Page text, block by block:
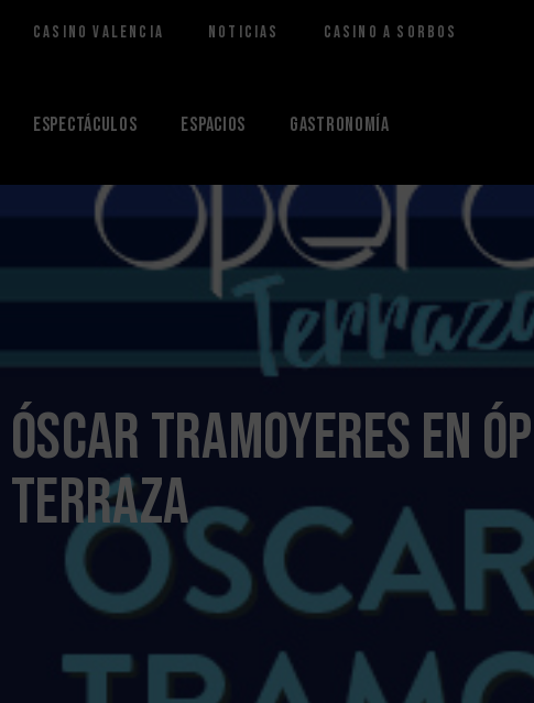
contenido
Casino Valencia Noticias Casino a Sorbos
Espectáculos Espacios Gastronomía
Óscar Tramoyeres en
TERRAZA